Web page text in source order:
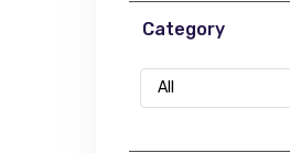
Category
All